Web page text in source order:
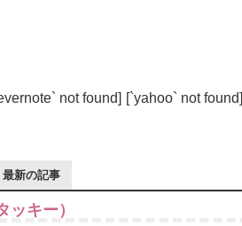
not found] [`yahoo` not found]
最新の記事
ッキー）